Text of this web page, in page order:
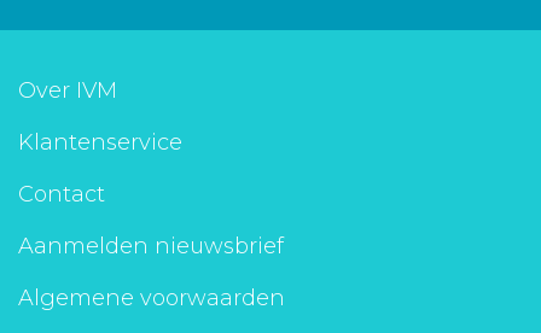
Over IVM
Klantenservice
Contact
Aanmelden nieuwsbrief
Algemene voorwaarden